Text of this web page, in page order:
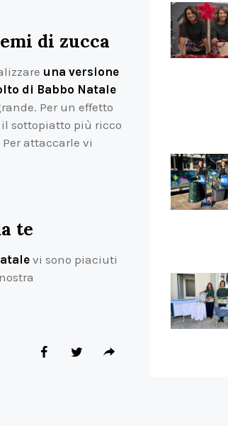
di zucca
una versione
di Babbo Natale
Per un effetto
il sottopiatto più ricco
Per attaccarle vi
te
vi sono piaciuti